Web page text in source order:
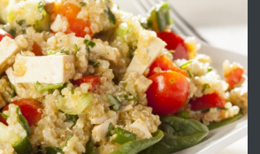
преди 1 година
Първи поход "По стъпките на Ангел
Войвода"
преди 1 година